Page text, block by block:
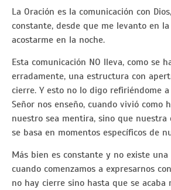
La Oración es la comunicación con
constante, desde que me levanto en
acostarme en la noche.
Esta comunicación NO lleva, como se
erradamente, una estructura con
cierre. Y esto no lo digo refiriéndome
Señor nos enseño, cuando vivió como
nuestro sea mentira, sino que nuestra
se basa en momentos específicos de
Más bien es constante y no existe
cuando comenzamos a expresarnos
no hay cierre sino hasta que se acaba